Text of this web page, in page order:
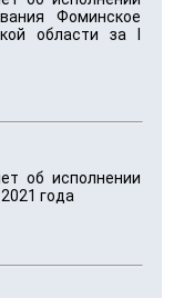
Фоминское
области за I
об исполнении
года